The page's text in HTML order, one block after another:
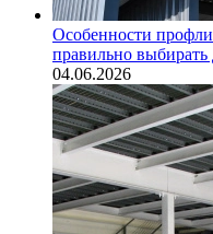
Особенности
правильно выбирать
04.06.2026